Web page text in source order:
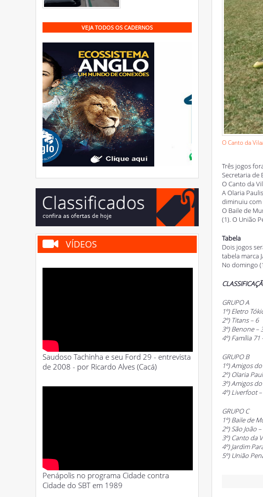
VEJA TODOS OS CADERNOS
VÍDEOS
Saudoso Tachinha e seu Ford 29 - entrevista
de 2008 - por Ricardo Alves (Cacá)
Penápolis no programa Cidade contra
Cidade do SBT em 1989
O Canto da
Três jogos
Secretaria de
O Canto da
A Olaria
diminuiu com
O Baile de
(1). O União
Tabela
Dois jogos
tabela marca
No domingo
GRUPO A
1º) Eletro
2º) Titans – 6
3º) Benone –
4º) Família 71
GRUPO B
1º) Amigos
2º) Olaria
3º) Amigos
4º) Liverfoot
GRUPO C
1º) Baile de
2º) São João –
3º) Canto da
4º) Jardim
5º) União